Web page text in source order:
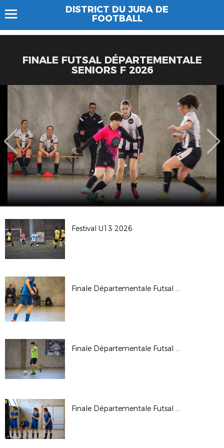
DISTRICT DU JURA DE
FOOTBALL
FINALE FUTSAL DÉPARTEMENTALE
SENIORS F 2026
Festival U13 2026
Finale Départementale Futsal U18G 2026
Finale Départementale Futsal U15G 2026
Finale Départementale Futsal U18F 2026